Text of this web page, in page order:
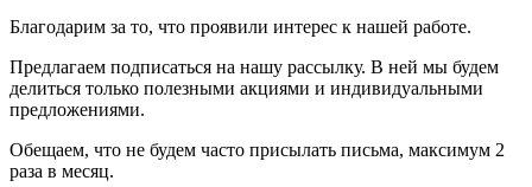
Благодарим за то, что проявили интерес к нашей работе.
Предлагаем подписаться на нашу рассылку. В ней мы будем
делиться только полезными акциями и индивидуальными
предложениями.
Обещаем, что не будем часто присылать письма, максимум 2
раза в месяц.